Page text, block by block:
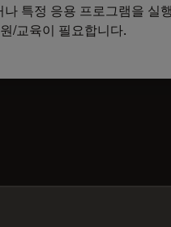
특정 응용 프로그램을 실
/교육이 필요합니다.